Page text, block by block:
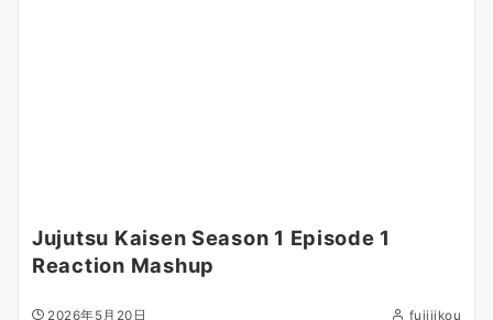
Jujutsu Kaisen Season 1 Episode 1
Reaction Mashup
2026年5月20日 fujijikou